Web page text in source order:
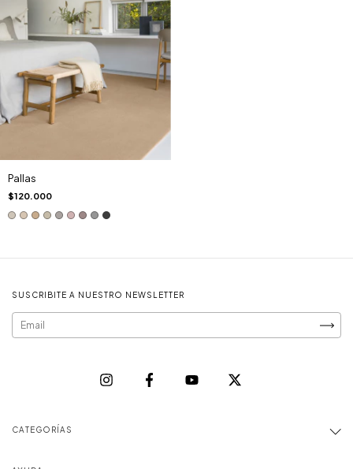
Pallas
$120.000
SUSCRIBITE A NUESTRO NEWSLETTER
CATEGORÍAS